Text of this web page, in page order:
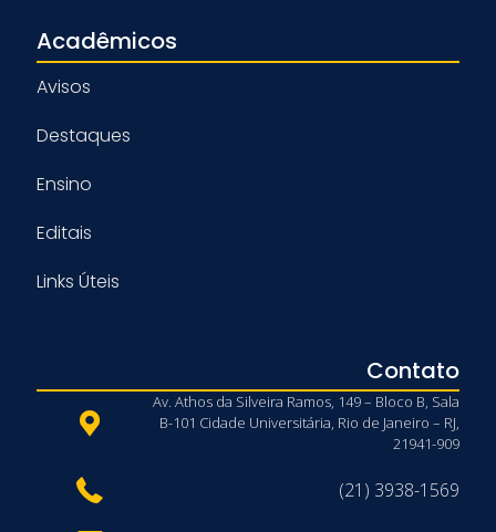
Acadêmicos
Avisos
Destaques
Ensino
Editais
Links Úteis
Contato
Av. Athos da Silveira Ramos, 149 – Bloco B, Sala
B-101 Cidade Universitária, Rio de Janeiro – RJ,
21941-909
(21) 3938-1569